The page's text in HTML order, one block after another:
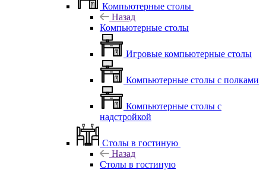
Компьютерные столы
Назад
Компьютерные столы
Игровые компьютерные столы
Компьютерные столы с полками
Компьютерные столы с
надстройкой
Столы в гостиную
Назад
Столы в гостиную